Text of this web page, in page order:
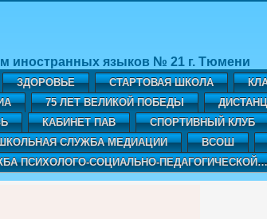
иностранных языков № 21 г. Тюмени
ЗДОРОВЬЕ СТАРТОВАЯ ШКОЛА
75 ЛЕТ ВЕЛИКОЙ ПОБЕДЫ
КАБИНЕТ ПАВ CПОРТИВНЫЙ КЛУБ
СЛУЖБА МЕДИАЦИИ ВСОШ
ПСИХОЛОГО-СОЦИАЛЬНО-ПЕДАГОГИЧЕСКОЙ…